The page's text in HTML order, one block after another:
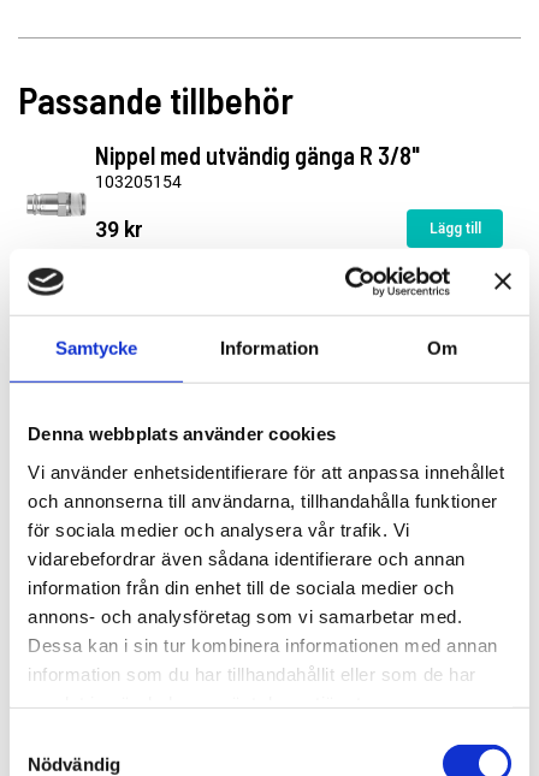
Samtycke Information Om
Denna webbplats använder cookies
Vi använder enhetsidentifierare för att anpassa innehållet
och annonserna till användarna, tillhandahålla funktioner
för sociala medier och analysera vår trafik. Vi
vidarebefordrar även sådana identifierare och annan
information från din enhet till de sociala medier och
annons- och analysföretag som vi samarbetar med.
Dessa kan i sin tur kombinera informationen med annan
information som du har tillhandahållit eller som de har
Nödvändig
Passande tillbehör
Nippel med utvändig gänga R 3/8"
103205154
39 kr Lägg till
Svivel 3/8"
CFP21-30FM
380 kr
Beskrivning
Om varumärket
Filer